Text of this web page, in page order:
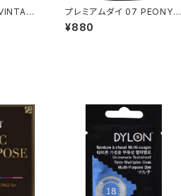
プレミアムダイ 07 PEONY P
INK
¥880